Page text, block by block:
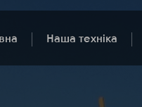
Наша техніка